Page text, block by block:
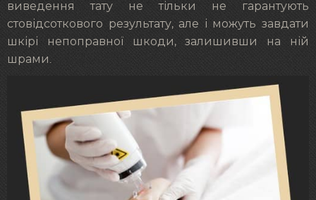
виведення тату не тільки не гарантують
стовідсоткового результату, але і можуть завдати
шкірі непоправної шкоди, залишивши на ній
шрами.